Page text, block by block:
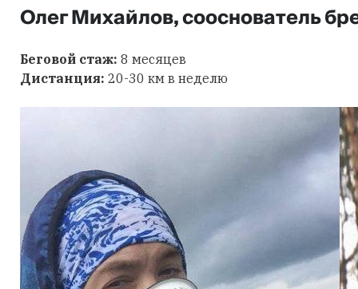
Олег Михайлов, сооснователь
Беговой стаж: 8 месяцев
Дистанция: 20-30 км в неделю